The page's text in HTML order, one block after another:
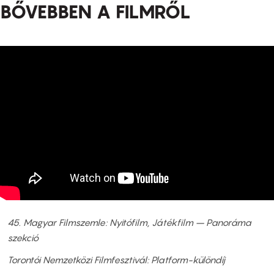
BŐVEBBEN A FILMRŐL
45. Magyar Filmszemle: Nyitófilm, Játékfilm – Panoráma
szekció
Torontói Nemzetközi Filmfesztivál: Platform-különdíj